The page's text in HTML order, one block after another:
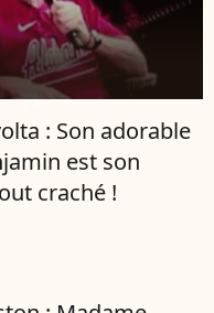
: Son adorable
est son
craché !